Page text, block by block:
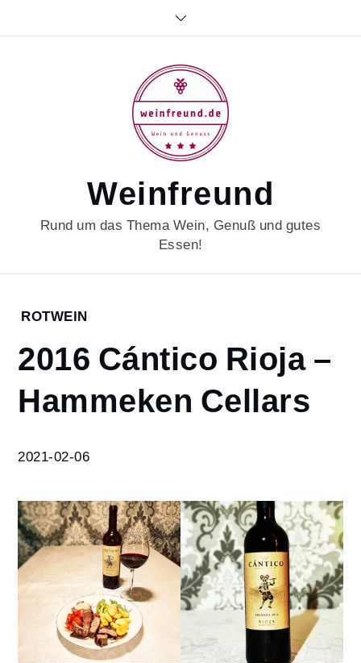
Weinfreund
Rund um das Thema Wein, Genuß und gutes
Essen!
Home
Februar
2016
Cántico
Rioja –
Cellars
ROTWEIN
2016 Cántico Rioja –
Hammeken Cellars
2021-02-06